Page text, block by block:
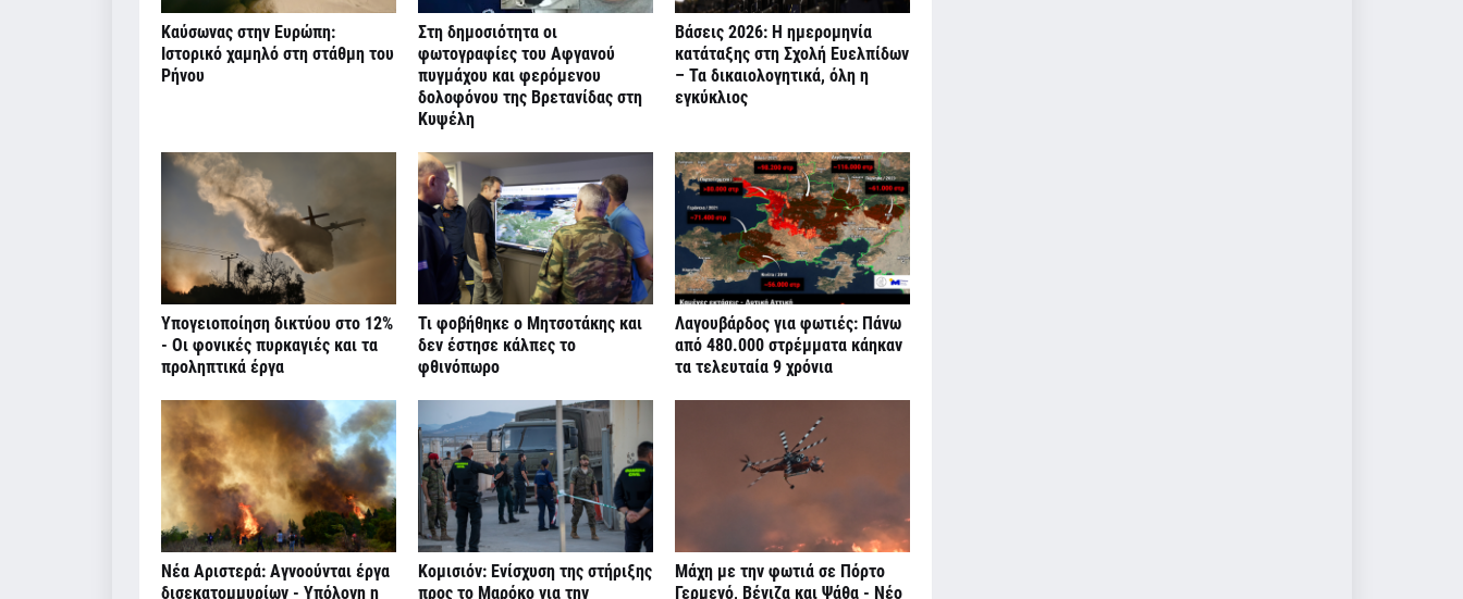
Καύσωνας στην Ευρώπη:
Ιστορικό χαμηλό στη στάθμη του
Ρήνου
Στη δημοσιότητα οι
φωτογραφίες του Αφγανού
πυγμάχου και φερόμενου
δολοφόνου της Βρετανίδας στη
Κυψέλη
Βάσεις 2026: Η ημερομηνία
κατάταξης στη Σχολή Ευελπίδων
– Τα δικαιολογητικά, όλη η
εγκύκλιος
Υπογειοποίηση δικτύου στο 12%
- Οι φονικές πυρκαγιές και τα
προληπτικά έργα
Τι φοβήθηκε ο Μητσοτάκης και
δεν έστησε κάλπες το
φθινόπωρο
Λαγουβάρδος για φωτιές: Πάνω
από 480.000 στρέμματα κάηκαν
τα τελευταία 9 χρόνια
Νέα Αριστερά: Αγνοούνται έργα
δισεκατομμυρίων - Υπόλογη η
Κομισιόν: Ενίσχυση της στήριξης
προς το Μαρόκο για την
Μάχη με την φωτιά σε Πόρτο
Γερμενό, Βένιζα και Ψάθα - Νέο